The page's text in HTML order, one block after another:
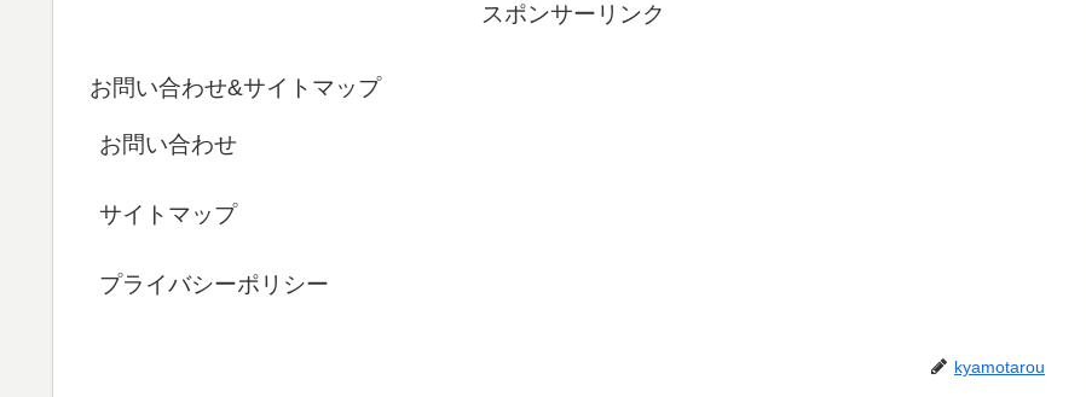
スポンサーリンク
お問い合わせ&サイトマップ
お問い合わせ
サイトマップ
プライバシーポリシー
kyamotarou